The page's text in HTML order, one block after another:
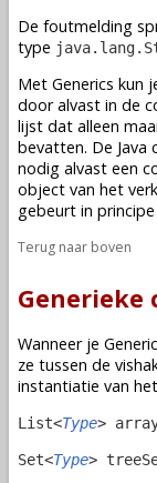
De foutmelding
type
Met Generics kun
door alvast in de
lijst dat alleen
bevatten. De Java
nodig alvast een
object van het
gebeurt in
Terug naar boven
Generieke
Wanneer je
ze tussen de
instantiatie van
List<Type>
Set<Type>